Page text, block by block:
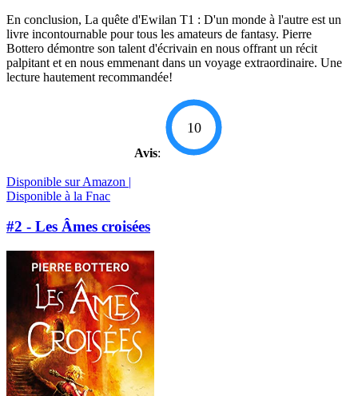
En conclusion, La quête d'Ewilan T1 : D'un monde à l'autre est un
livre incontournable pour tous les amateurs de fantasy. Pierre
Bottero démontre son talent d'écrivain en nous offrant un récit
palpitant et en nous emmenant dans un voyage extraordinaire. Une
lecture hautement recommandée!
Avis:
10
Disponible sur Amazon |
Disponible à la Fnac
#2 - Les Âmes croisées